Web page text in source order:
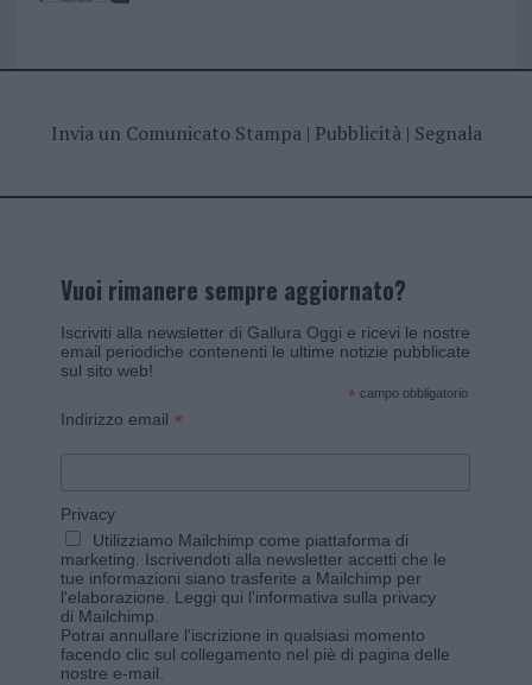
Invia un Comunicato Stampa| Pubblicità| Segnala
Vuoi rimanere sempre aggiornato?
Iscriviti alla newsletter di Gallura Oggi e ricevi le nostre
email periodiche contenenti le ultime notizie pubblicate
sul sito web!
* campo obbligatorio
Indirizzo email *
Privacy
Utilizziamo Mailchimp come piattaforma di
marketing. Iscrivendoti alla newsletter accetti che le
tue informazioni siano trasferite a Mailchimp per
l'elaborazione. Leggi qui l'informativa sulla privacy
di Mailchimp
Potrai annullare l'iscrizione in qualsiasi momento
facendo clic sul collegamento nel piè di pagina delle
nostre e-mail.